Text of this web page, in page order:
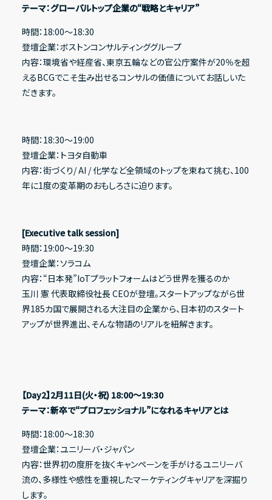
テーマ：グローバルトップ企業の“戦略とキャリア”
時間：18:00〜18:30
登壇企業：ボストンコンサルティンググループ
内容：環境省や経産省、東京五輪などの官公庁案件が20％を超
えるBCGでこそ生み出せるコンサルの価値についてお話しいた
だきます。
時間：18:30〜19:00
登壇企業：トヨタ自動車
内容：街づくり/ AI / 化学など全領域のトップを束ねて挑む、100
年に1度の変革期のおもしろさに迫ります。
[Executive talk session]
時間：19:00〜19:30
登壇企業：ソラコム
内容：“日本発”IoTプラットフォームはどう世界を獲るのか
玉川 憲 代表取締役社長 CEOが登壇。スタートアップながら世
界185カ国で展開される大注目の企業から、日本初のスタート
アップが世界進出、そんな物語のリアルを紐解きます。
【Day2】2月11日(火・祝) 18:00〜19:30
テーマ：新卒で“プロフェッショナル”になれるキャリアとは
時間：18:00〜18:30
登壇企業：ユニリーバ・ジャパン
内容：世界初の度肝を抜くキャンペーンを手がけるユニリーバ
流の、多様性や感性を重視したマーケティングキャリアを深掘り
します。